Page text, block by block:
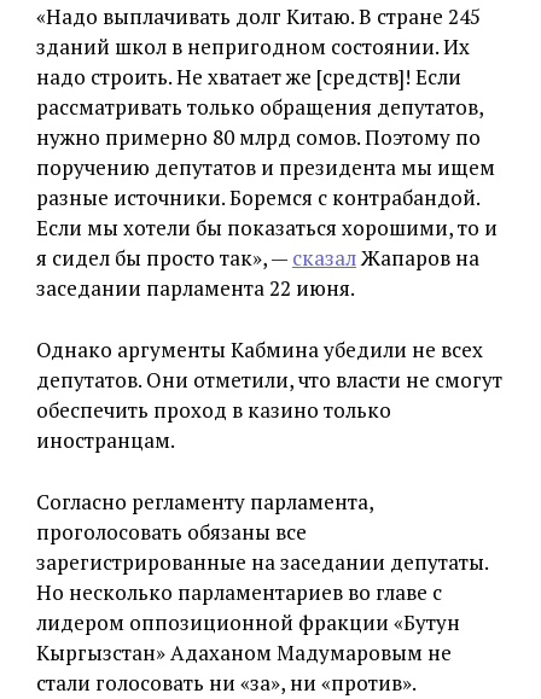
«Надо выплачивать долг Китаю. В стране 245
зданий школ в непригодном состоянии. Их
надо строить. Не хватает же [средств]! Если
рассматривать только обращения депутатов,
нужно примерно 80 млрд сомов. Поэтому по
поручению депутатов и президента мы ищем
разные источники. Боремся с контрабандой.
Если мы хотели бы показаться хорошими, то и
я сидел бы просто так», — сказалЖапаров на
заседании парламента 22 июня.
Однако аргументы Кабмина убедили не всех
депутатов. Они отметили, что власти не смогут
обеспечить проход в казино только
иностранцам.
Согласно регламенту парламента,
проголосовать обязаны все
зарегистрированные на заседании депутаты.
Но несколько парламентариев во главе с
лидером оппозиционной фракции «Бутун
Кыргызстан» Адаханом Мадумаровым не
стали голосовать ни «за», ни «против».